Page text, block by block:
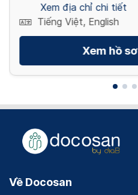
Xem địa chỉ chi tiết
Tiếng Việt, English
Xem hồ sơ
Về Docosan